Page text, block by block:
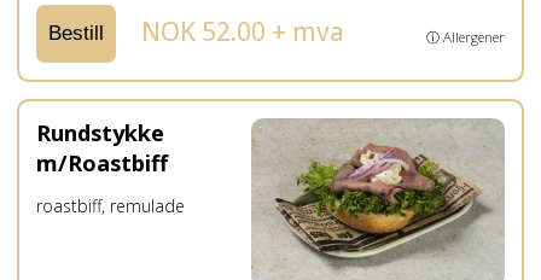
Bestill NOK 52.00 + mva ⓘ Allergener
Rundstykke
m/Roastbiff
roastbiff, remulade